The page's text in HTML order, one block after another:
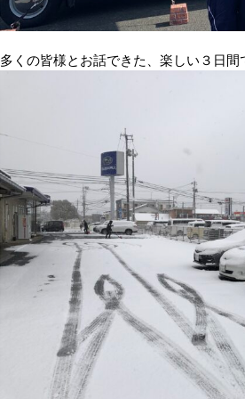
多くの皆様とお話できた、楽しい３日間